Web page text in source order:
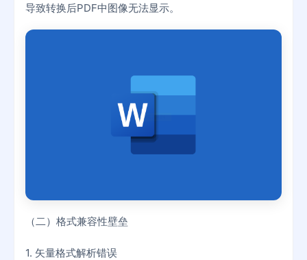
导致转换后PDF中图像无法显示。
（二）格式兼容性壁垒
1. 矢量格式解析错误